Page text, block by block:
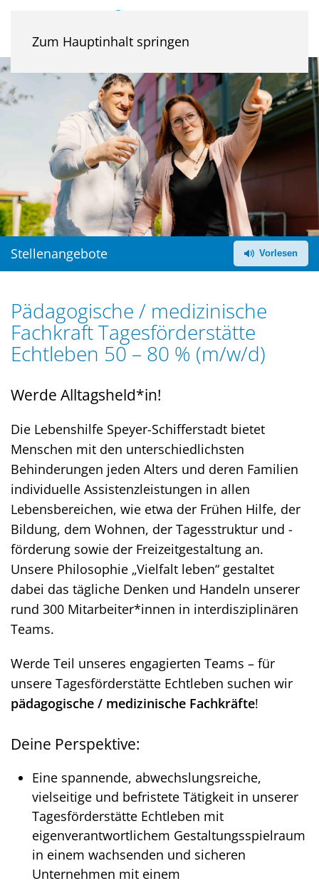
Zum Hauptinhalt springen
Stellenangebote
Pädagogische / medizinische
Fachkraft Tagesförderstätte
Echtleben 50 – 80 % (m/w/d)
Werde Alltagsheld*in!
Die Lebenshilfe Speyer-Schifferstadt bietet
Menschen mit den unterschiedlichsten
Behinderungen jeden Alters und deren Familien
individuelle Assistenzleistungen in allen
Lebensbereichen, wie etwa der Frühen Hilfe, der
Bildung, dem Wohnen, der Tagesstruktur und -
förderung sowie der Freizeitgestaltung an.
Unsere Philosophie „Vielfalt leben“ gestaltet
dabei das tägliche Denken und Handeln unserer
rund 300 Mitarbeiter*innen in interdisziplinären
Teams.
Werde Teil unseres engagierten Teams – für
unsere Tagesförderstätte Echtleben suchen wir
pädagogische / medizinische Fachkräfte!
Deine Perspektive:
Eine spannende, abwechslungsreiche,
vielseitige und befristete Tätigkeit in unserer
Tagesförderstätte Echtleben mit
eigenverantwortlichem Gestaltungsspielraum
in einem wachsenden und sicheren
Unternehmen mit einem